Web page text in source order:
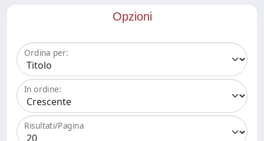
Opzioni
Ordina per:
In ordine:
Risultati/Pagina